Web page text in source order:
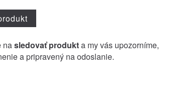
nasledovať produkta my vás upozorníme,
a pripravený na odoslanie.